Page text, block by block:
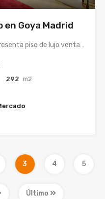
en Goya Madrid
piso de lujo venta…
292 m2
3 4 5
Último